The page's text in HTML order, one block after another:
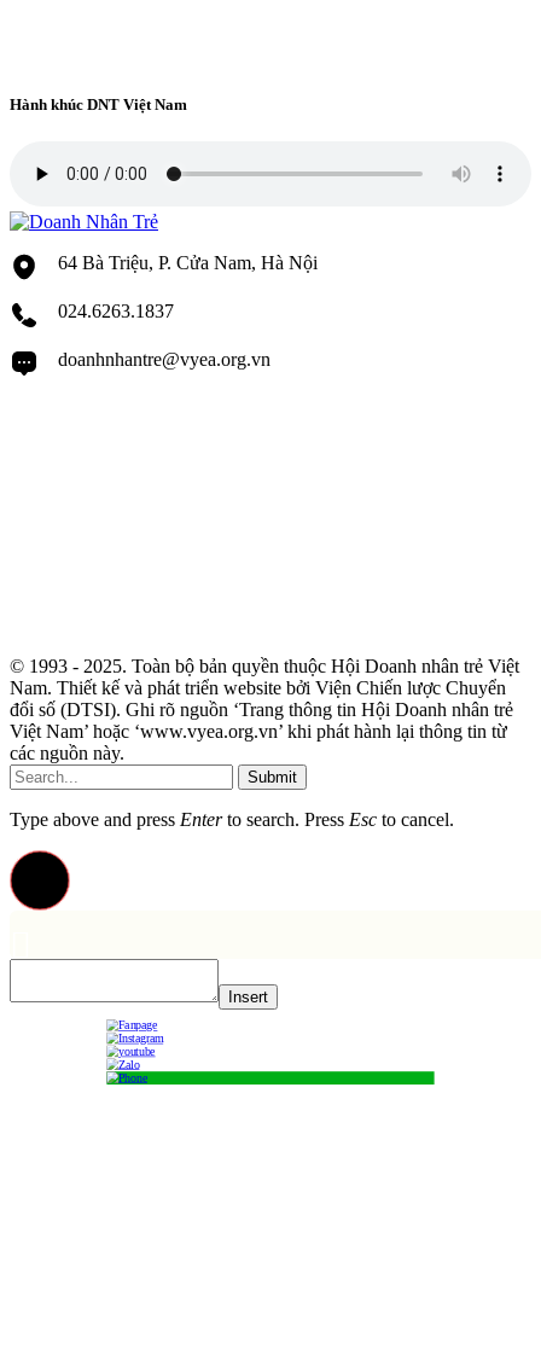
Hành khúc DNT Việt Nam
64 Bà Triệu, P. Cửa Nam, Hà Nội
024.6263.1837
doanhnhantre@vyea.org.vn
© 1993 - 2025. Toàn bộ bản quyền thuộc Hội Doanh nhân trẻ Việt
Nam. Thiết kế và phát triển website bởi Viện Chiến lược Chuyển
đổi số (DTSI). Ghi rõ nguồn ‘Trang thông tin Hội Doanh nhân trẻ
Việt Nam’ hoặc ‘www.vyea.org.vn’ khi phát hành lại thông tin từ
các nguồn này.
Submit
Type above and press Enterto search. Press Esc to cancel.
Insert